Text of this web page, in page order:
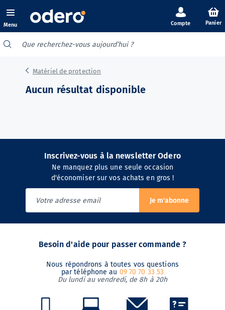
Menu Panier
Matériel de protection
Aucun résultat disponible
Inscrivez-vous à la newsletter Odero
Ne manquez plus une seule occasion
d'économiser sur vos achats en gros !
Je m'abonne
Besoin d'aide pour passer commande ?
Nous répondrons à toutes vos questions
par téléphone au 09 70 70 33 53
Du lundi au vendredi, de 8h à 20h